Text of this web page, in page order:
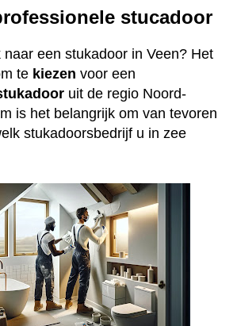
stucadoor
naar een stukadoor in Veen? Het
te kiezen voor een
uit de regio Noord-
is het belangrijk om van tevoren
stukadoorsbedrijf u in zee